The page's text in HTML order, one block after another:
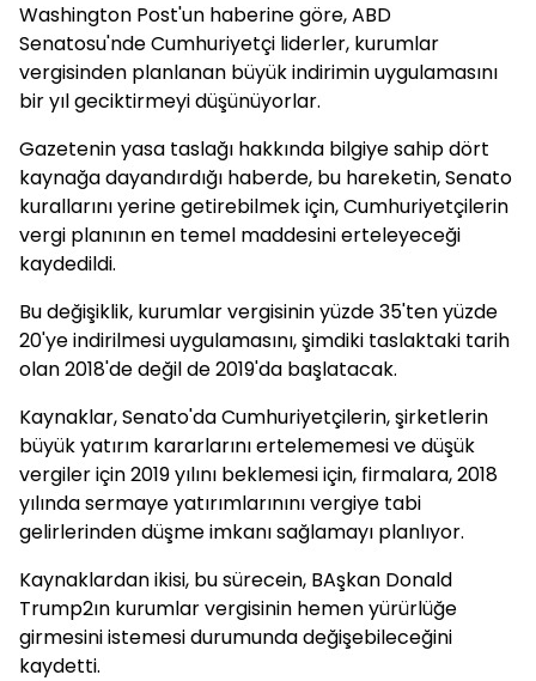
Washington Post'un haberine göre, ABD
Senatosu'nde Cumhuriyetçi liderler, kurumlar
vergisinden planlanan büyük indirimin uygulamasını
bir yıl geciktirmeyi düşünüyorlar.
Gazetenin yasa taslağı hakkında bilgiye sahip dört
kaynağa dayandırdığı haberde, bu hareketin, Senato
kurallarını yerine getirebilmek için, Cumhuriyetçilerin
vergi planının en temel maddesini erteleyeceği
kaydedildi.
Bu değişiklik, kurumlar vergisinin yüzde 35'ten yüzde
20'ye indirilmesi uygulamasını, şimdiki taslaktaki tarih
olan 2018'de değil de 2019'da başlatacak.
Kaynaklar, Senato'da Cumhuriyetçilerin, şirketlerin
büyük yatırım kararlarını ertelememesi ve düşük
vergiler için 2019 yılını beklemesi için, firmalara, 2018
yılında sermaye yatırımlarınını vergiye tabi
gelirlerinden düşme imkanı sağlamayı planlıyor.
Kaynaklardan ikisi, bu sürecein, BAşkan Donald
Trump2ın kurumlar vergisinin hemen yürürlüğe
girmesini istemesi durumunda değişebileceğini
kaydetti.